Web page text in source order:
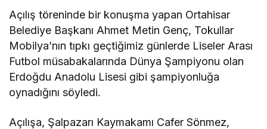
Açılış töreninde bir konuşma yapan Ortahisar
Belediye Başkanı Ahmet Metin Genç, Tokullar
Mobilya’nın tıpkı geçtiğimiz günlerde Liseler Arası
Futbol müsabakalarında Dünya Şampiyonu olan
Erdoğdu Anadolu Lisesi gibi şampiyonluğa
oynadığını söyledi.
Açılışa, Şalpazarı Kaymakamı Cafer Sönmez,